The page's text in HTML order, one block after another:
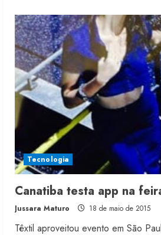
mostra
loja
do
futuro
em
evento
Tecnologia
Canatiba testa app na
Jussara Maturo 18 de maio de 2015
Têxtil aproveitou evento em São
2
Moda vende
produtos
Renata Caixeta